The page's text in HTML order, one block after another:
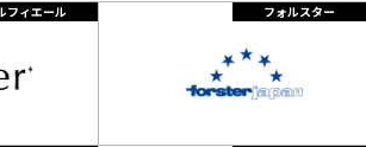
より開示を求められた場合、裁判所や警察
らの開示を求められた場合には、お客様の
人情報を開示することがあります。
フィエール フォルスター